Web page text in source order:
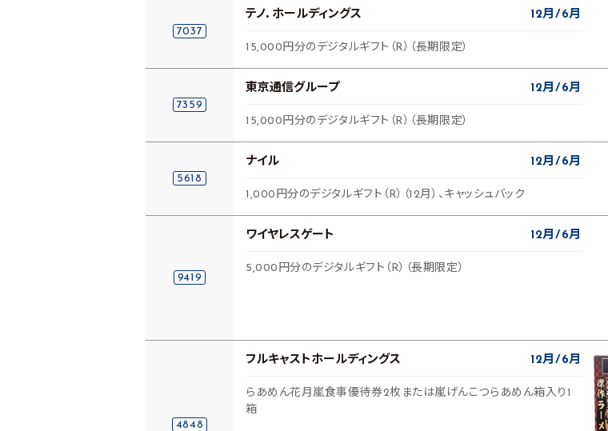
7037
テノ．ホールディングス 12月 6月
15,000円分のデジタルギフト（R）（長期限定）
7359
東京通信グループ 12月 6月
15,000円分のデジタルギフト（R）（長期限定）
5618
ナイル 12月 6月
1,000円分のデジタルギフト（R）（12月）、キャッシュバック
9419
ワイヤレスゲート 12月 6月
5,000円分のデジタルギフト（R）（長期限定）
4848
フルキャストホールディングス 12月 6月
らあめん花月嵐食事優待券2枚または嵐げんこつらあめん箱入り1
箱